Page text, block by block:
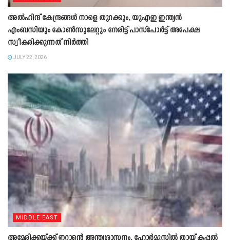
അൽഹിന്ദ് കേന്ദ്രങ്ങൾ നാളെ തുറക്കും, യുഎഇ ഇന്ത്യൻ
എംബസിയും കോൺസുലേറ്റും നേരിട്ട് പാസ്പോർട്ട് അപേക്ഷ
സ്വീകരിക്കുന്നത് നിർത്തി
JULY 22, 2026
MIDDLE EAST